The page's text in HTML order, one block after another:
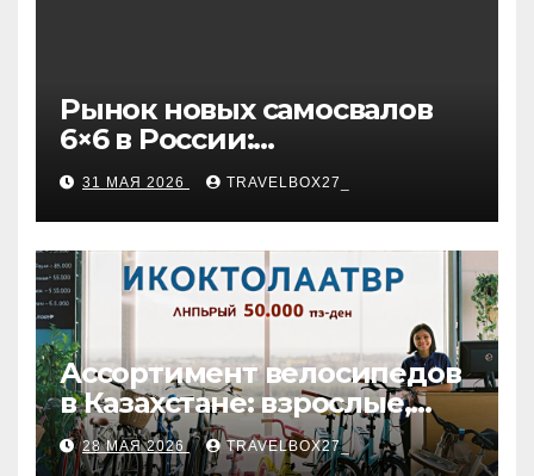
Рынок новых самосвалов
6×6 в России:
характеристики и цены
31 МАЯ 2026 TRAVELBOX27_
Ассортимент велосипедов
в Казахстане: взрослые,
детские и городские
модели, ценовые
28 МАЯ 2026 TRAVELBOX27_